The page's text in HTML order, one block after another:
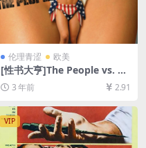
伦理青涩 欧美
[性书大亨]The People vs. La
rry Flynt (1996)[百度网盘+迅
雷云盘资源1080P超清未删减]
[MP4/7.8GB][中英字幕]
3 年前 2.91
VIP